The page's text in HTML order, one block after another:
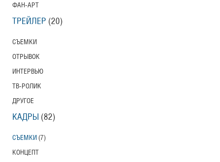
ФАН-АРТ
ТРЕЙЛЕР (20)
СЪЕМКИ
ОТРЫВОК
ИНТЕРВЬЮ
ТВ-РОЛИК
ДРУГОЕ
КАДРЫ (82)
СЪЕМКИ (7)
КОНЦЕПТ